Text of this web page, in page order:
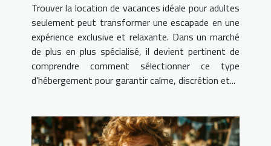
Trouver la location de vacances idéale pour adultes
seulement peut transformer une escapade en une
expérience exclusive et relaxante. Dans un marché
de plus en plus spécialisé, il devient pertinent de
comprendre comment sélectionner ce type
d’hébergement pour garantir calme, discrétion et...